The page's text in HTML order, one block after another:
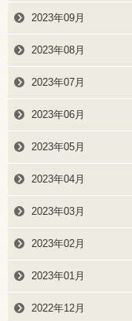
2023年09月
2023年08月
2023年07月
2023年06月
2023年05月
2023年04月
2023年03月
2023年02月
2023年01月
2022年12月